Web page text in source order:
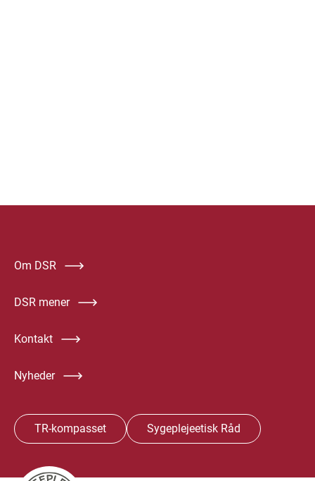
Om DSR
DSR mener
Kontakt
Nyheder
TR-kompasset Sygeplejeetisk Råd